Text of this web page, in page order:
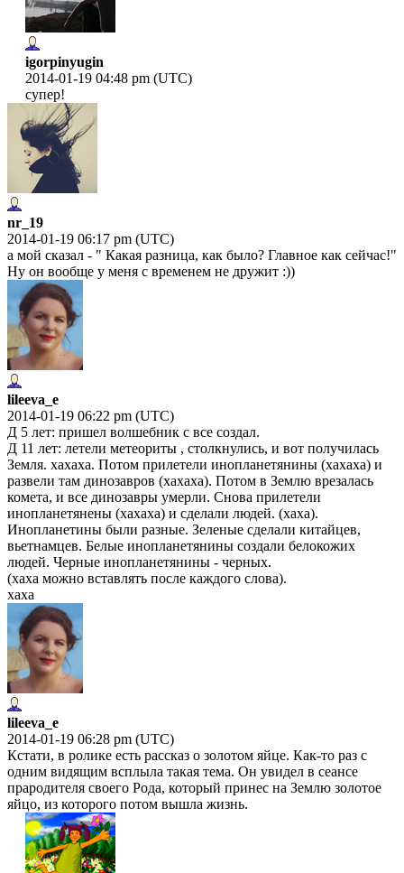
igorpinyugin
2014-01-19 04:48 pm (UTC)
супер!
nr_19
2014-01-19 06:17 pm (UTC)
а мой сказал - " Какая разница, как было? Главное как сейчас!"
Ну он вообще у меня с временем не дружит :))
lileeva_e
2014-01-19 06:22 pm (UTC)
Д 5 лет: пришел волшебник с все создал.
Д 11 лет: летели метеориты , столкнулись, и вот получилась
Земля. хахаха. Потом прилетели инопланетянины (хахаха) и
развели там динозавров (хахаха). Потом в Землю врезалась
комета, и все динозавры умерли. Снова прилетели
инопланетянены (хахаха) и сделали людей. (хаха).
Инопланетины были разные. Зеленые сделали китайцев,
вьетнамцев. Белые инопланетянины создали белокожих
людей. Черные инопланетянины - черных.
(хаха можно вставлять после каждого слова).
хаха
lileeva_e
2014-01-19 06:28 pm (UTC)
Кстати, в ролике есть рассказ о золотом яйце. Как-то раз с
одним видящим всплыла такая тема. Он увидел в сеансе
прародителя своего Рода, который принес на Землю золотое
яйцо, из которого потом вышла жизнь.